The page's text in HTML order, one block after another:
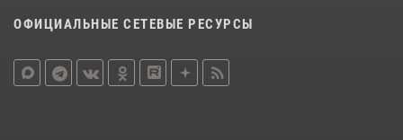
ОФИЦИАЛЬНЫЕ СЕТЕВЫЕ РЕСУРСЫ